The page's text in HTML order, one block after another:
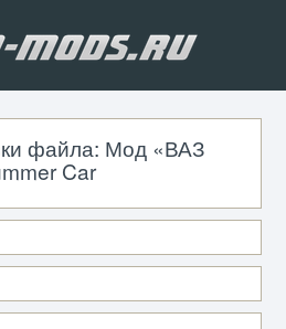
файла: Мод «ВАЗ
Car